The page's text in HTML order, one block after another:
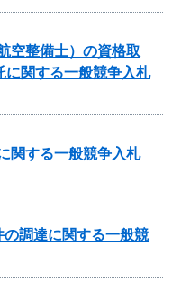
空整備士）の資格取
に関する一般競争入札
関する一般競争入札
調達に関する一般競